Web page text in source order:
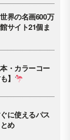
界の名画600万
サイト21個ま
・カラーコー
】
に使えるパス
め